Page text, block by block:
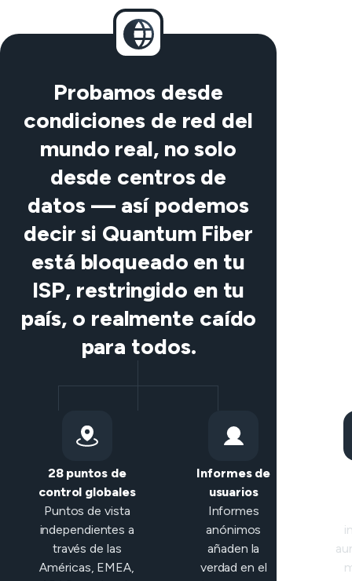
Probamos desde
condiciones de red del
mundo real, no solo
desde centros de
datos — así podemos
decir si Quantum Fiber
está bloqueado en tu
ISP, restringido en tu
país, o realmente caído
para todos.
28 puntos de
control globales
Puntos de vista
independientes a
través de las
Américas, EMEA,
Informes de
usuarios
Informes
anónimos
añaden la
verdad en el